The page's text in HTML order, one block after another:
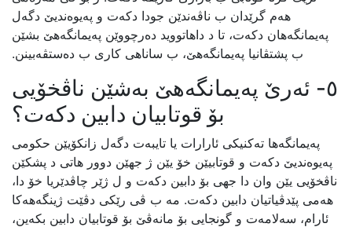
هەم گرێدان ب ناڤەندێن جودا دکەت و پەیوەندیێ دگەل
پەیمانگەهان دکەت، تا د داهاتووید دەرچووێن پەیمانگەهێ بشێن
ب پشتڤانیا پەیمانگەهێ، ب ساناهی کاری ب دەستڤەبینن.
٥- ئەرێ پەیمانگەهێ بەشێن ناڤخۆیی
بۆ قوتابیان دابین دکەت؟
پەیمانگەها تەکنیکی ئارارات یا تایبەت دگەل زانکۆیێن حکومی
پەیوەندیێ دکەت و قوتابیێن خۆ یێن ژ جهێن دوور هاتی د پشکێن
ناڤخۆیی یێن وان دا جهی بۆ دابین دکەت و ل ژێر چاڤدێریا خۆ دا،
هەمی پێدڤیاتیان دابین دکەت. مە ب ڤی رێکی دڤێت ژینگەهەکا
ئارام، سەلامەت و گونجایی بۆ مانەڤێ بۆ قوتابیان دابین بکەین،